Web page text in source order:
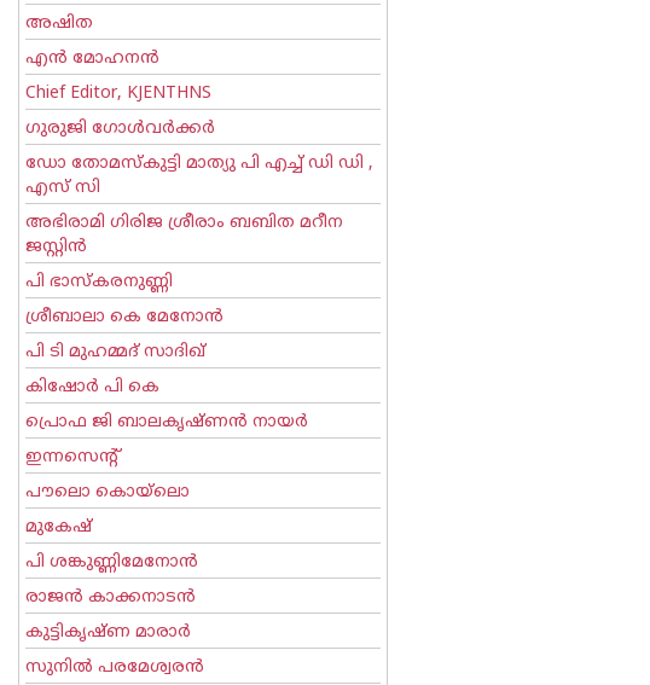
അഷിത
എന്‍ മോഹനന്‍
Chief Editor, KJENTHNS
ഗുരുജി ഗോള്‍‌വര്‍ക്കര്‍
ഡോ തോമസ്കുട്ടി മാത്യു പി എച്ച് ഡി ഡി ,
എസ് സി
അഭിരാമി ഗിരിജ ശ്രീരാം ബബിത മറീന
ജസ്റ്റിന്‍
പി ഭാസ്കരനുണ്ണി
ശ്രീബാലാ കെ മേനോന്‍
പി ടി മുഹമ്മദ് സാദിഖ്‌
കിഷോർ പി കെ
പ്രൊഫ ജി ബാലകൃഷ്ണന്‍ നായര്‍
ഇന്നസെന്റ്‌
പൗലൊ കൊയ്ലൊ
മുകേഷ്
പി ശങ്കുണ്ണിമേനോന്‍
രാജന്‍ കാക്കനാടന്‍
കുട്ടികൃഷ്ണ മാരാര്‍
സുനില്‍ പരമേശ്വരന്‍